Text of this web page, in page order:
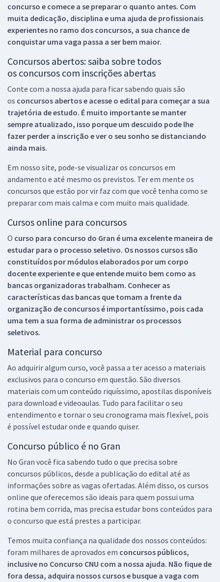
concurso e comece a se preparar o quanto antes. Com
muita dedicação, disciplina e uma ajuda de profissionais
experientes no ramo dos concursos, a sua chance de
conquistar uma vaga passa a ser bem maior.
Concursos abertos: saiba sobre todos
os concursos com inscrições abertas
Conte com a nossa ajuda para ficar sabendo quais são
os concursos abertos e acesse o edital para começar a sua
trajetória de estudo. É muito importante se manter
sempre atualizado, isso porque um descuido pode lhe
fazer perder a inscrição e ver o seu sonho se distanciando
ainda mais.
Em nosso site, pode-se visualizar os concursos em
andamento e até mesmo os previstos. Ter em mente os
concursos que estão por vir faz com que você tenha como se
preparar com mais calma e com muito mais qualidade.
Cursos online para concursos
O curso para concurso do Gran é uma excelente maneira de
estudar para o processo seletivo. Os nossos cursos são
constituídos por módulos elaborados por um corpo
docente experiente e que entende muito bem como as
bancas organizadoras trabalham. Conhecer as
características das bancas que tomam a frente da
organização de concursos é importantíssimo, pois cada
uma tem a sua forma de administrar os processos
seletivos.
Material para concurso
Ao adquirir algum curso, você passa a ter acesso a materiais
exclusivos para o concurso em questão. São diversos
materiais com um conteúdo riquíssimo, apostilas disponíveis
para download e videoaulas. Tudo para facilitar o seu
entendimento e tornar o seu cronograma mais flexível, pois
é possível estudar onde e quando quiser.
Concurso público é no Gran
No Gran você fica sabendo tudo o que precisa sobre
concursos públicos, desde a publicação do edital até as
informações sobre as vagas ofertadas. Além disso, os cursos
online que oferecemos são ideais para quem possui uma
rotina bem corrida, mas precisa estudar bons conteúdos para
o concurso que está prestes a participar.
Temos muita confiança na qualidade dos nossos conteúdos:
foram milhares de aprovados em concursos públicos,
inclusive no Concurso CNU com a nossa ajuda. Não fique de
fora dessa, adquira nossos cursos e busque a vaga com